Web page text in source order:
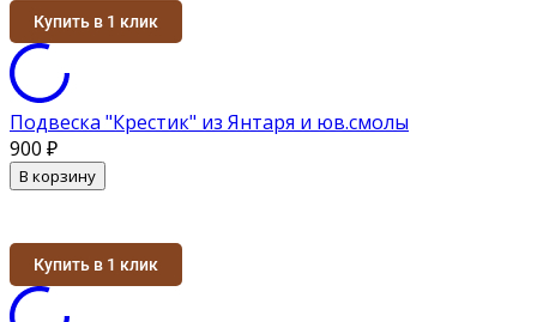
Купить в 1 клик
Подвеска "Крестик" из Янтаря и юв.смолы
900 ₽
В корзину
Купить в 1 клик